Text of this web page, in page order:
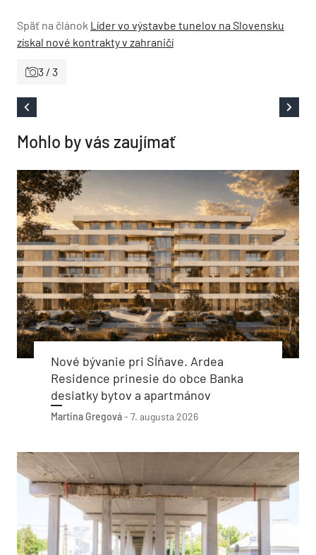
Späť na článok Líder vo výstavbe tunelov na Slovensku
získal nové kontrakty v zahraničí
3 / 3
Mohlo by vás zaujímať
Nové bývanie pri Sĺňave. Ardea
Residence prinesie do obce Banka
desiatky bytov a apartmánov
Martina Gregová- 7. augusta 2026